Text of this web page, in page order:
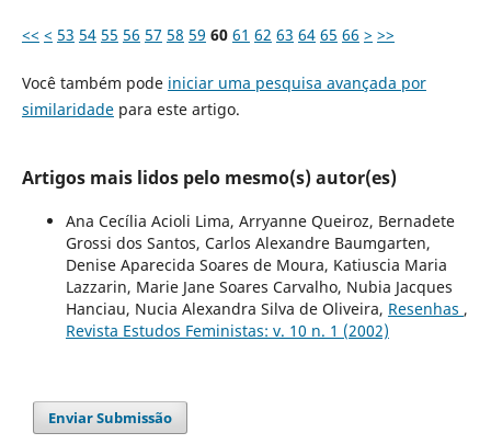
<< < 53 54 55 56 57 58 59 60 61 62 63 64 65 66 > >>
Você também pode iniciar uma pesquisa avançada por
similaridadepara este artigo.
Artigos mais lidos pelo mesmo(s) autor(es)
Ana Cecília Acioli Lima, Arryanne Queiroz, Bernadete
Grossi dos Santos, Carlos Alexandre Baumgarten,
Denise Aparecida Soares de Moura, Katiuscia Maria
Lazzarin, Marie Jane Soares Carvalho, Nubia Jacques
Hanciau, Nucia Alexandra Silva de Oliveira, Resenhas ,
Revista Estudos Feministas: v. 10 n. 1 (2002)
Enviar Submissão